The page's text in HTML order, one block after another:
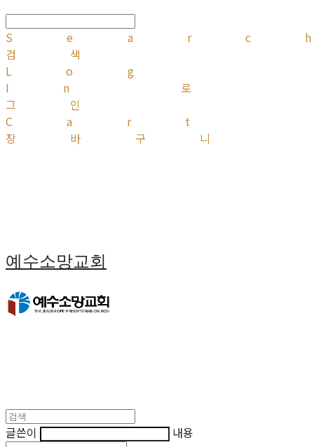
검색
Log
In
로
그인
Cart
장바구니
예수소망교회
글쓴이 내용